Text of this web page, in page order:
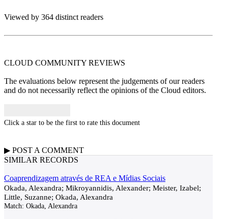
Viewed by 364 distinct readers
CLOUD COMMUNITY REVIEWS
The evaluations below represent the judgements of our readers
and do not necessarily reflect the opinions of the Cloud editors.
Click a star to be the first to rate this document
▶ POST A COMMENT
SIMILAR RECORDS
Coaprendizagem através de REA e Mídias Sociais
Okada, Alexandra; Mikroyannidis, Alexander; Meister, Izabel;
Little, Suzanne; Okada, Alexandra
Match: Okada, Alexandra